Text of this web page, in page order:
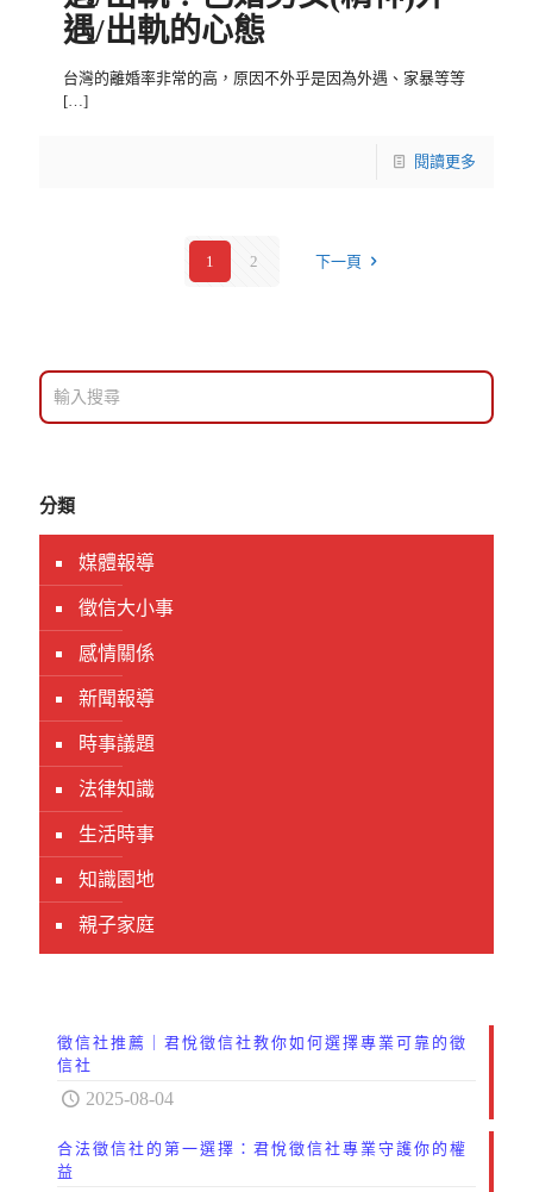
遇/出軌的心態
台灣的離婚率非常的高，原因不外乎是因為外遇、家暴等等
[…]
閱讀更多
1 2 下一頁
分類
媒體報導
徵信大小事
感情關係
新聞報導
時事議題
法律知識
生活時事
知識園地
親子家庭
徵信社推薦｜君悅徵信社教你如何選擇專業可靠的徵
信社
2025-08-04
合法徵信社的第一選擇：君悅徵信社專業守護你的權
益